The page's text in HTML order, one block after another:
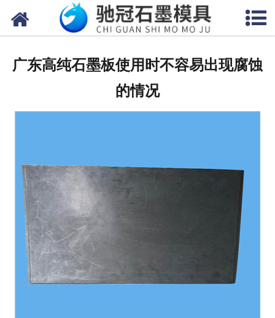
网站首页
新闻中心
联系我们
广东高纯石墨板使用时不容易出现腐蚀
的情况